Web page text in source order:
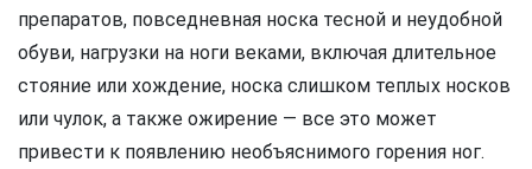
препаратов, повседневная носка тесной и неудобной
обуви, нагрузки на ноги веками, включая длительное
стояние или хождение, носка слишком теплых носков
или чулок, а также ожирение — все это может
привести к появлению необъяснимого горения ног.